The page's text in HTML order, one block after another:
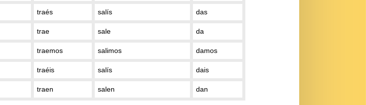
traés salís das
trae sale da
traemos salimos damos
traéis salís dais
traen salen dan